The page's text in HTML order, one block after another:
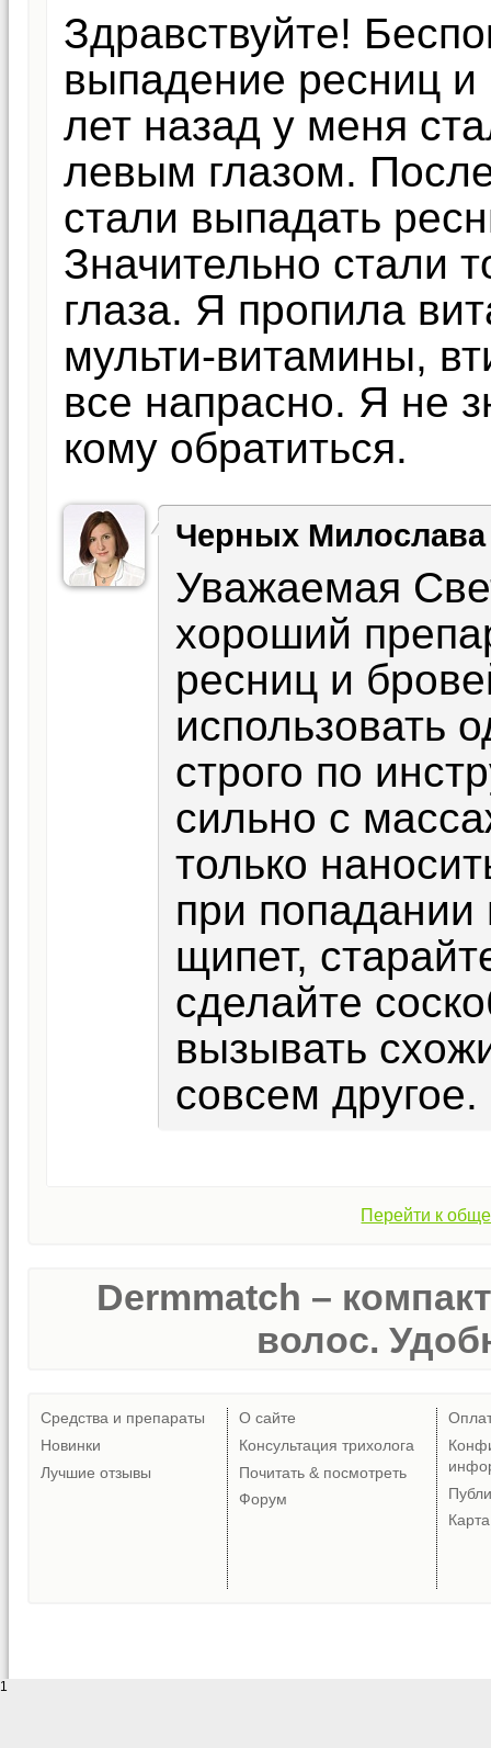
Здравствуйте!
выпадение ресниц
лет назад у меня
левым глазом.
стали выпадать
Значительно стали
глаза. Я пропила
мульти-витамины,
все напрасно. Я не
кому обратиться.
Черных Милослава
Уважаемая
хороший
ресниц и
использовать
строго по
сильно с
только
при попадании
щипет,
сделайте
вызывать
совсем другое.
Перейти к
Dermmatch –
волос.
Средства и препараты
Новинки
Лучшие отзывы
О сайте
Консультация трихолога
Почитать & посмотреть
Форум
1